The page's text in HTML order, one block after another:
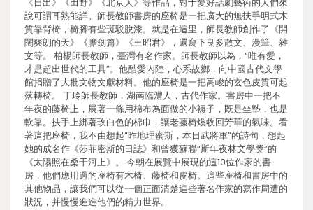
說可謂耳熟能詳。師長教師書房的座椅是一把廣大的無扶手明式木
質靠背椅，椅腳有些斑駁脫漆。就是在這里，師長教師創作了《開
闊爽朗的天》《膽劍篇》《王昭君》，還寫下良多散文、漫筆、雜
文等。 柏楊師長教師，臺灣有名作家。師長教師以為，“唯有愛，
才是超出世代的工具”。他酷愛內陸，心系故鄉，向中國古代文學
館捐贈了大批文物文獻材料。他的座椅是一把高峻的玄色皮質可起
落轉椅。 丁玲師長教師，湖南臨澧人，古代作家。書房中一把不
年夜的藤椅上，展著一條用棉布為面做的小褥子，既是坐墊，也是
軟靠。扶手上綁著玫白色的棉巾，讓老藤椅煥收回芳華的氣味。看
著這把座椅，我不由想起“昨地理蜜斯，本日武將軍”的詩句，想起
她的成名作《莎菲密斯的日誌》和曾獲蘇聯“斯年夜林文學獎”的
《太陽照在桑干河上》。 今朝在展覽中展現的這10位作家的書
房，他們應用過的座椅有木椅、藤椅和皮椅。這些座椅和書房中的
其他物品，讓我們可以從一個正面清楚這些著名作家的寫作周遭的
狀況，并慢慢進進他們的精力世界。